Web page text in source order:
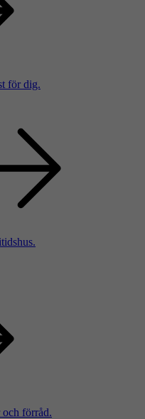
för dig.
och förråd.